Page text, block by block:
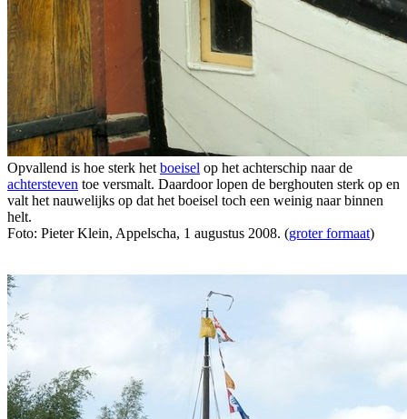
Opvallend is hoe sterk het boeisel op het achterschip naar de
achtersteven toe versmalt. Daardoor lopen de berghouten sterk op en
valt het nauwelijks op dat het boeisel toch een weinig naar binnen
helt.
Foto: Pieter Klein, Appelscha, 1 augustus 2008. (groter formaat)